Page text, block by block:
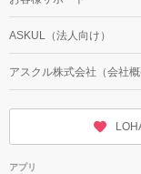
ASKUL（法人向け）
アスクル株式会社（会社概
アプリ